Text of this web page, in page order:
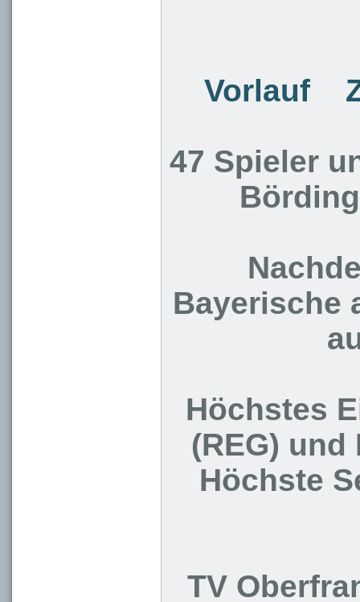
Vorlauf
47 Spieler
Bayerische
Höchstes
(REG) und
Höchste
TV